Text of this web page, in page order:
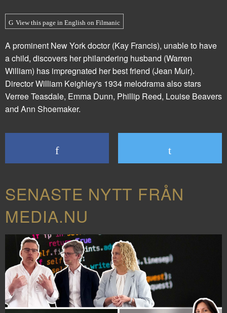
View this page in English on Filmanic
A prominent New York doctor (Kay Francis), unable to have
a child, discovers her philandering husband (Warren
William) has impregnated her best friend (Jean Muir).
Director William Keighley's 1934 melodrama also stars
Verree Teasdale, Emma Dunn, Phillip Reed, Louise Beavers
and Ann Shoemaker.
SENASTE NYTT FRÅN
MEDIA.NU